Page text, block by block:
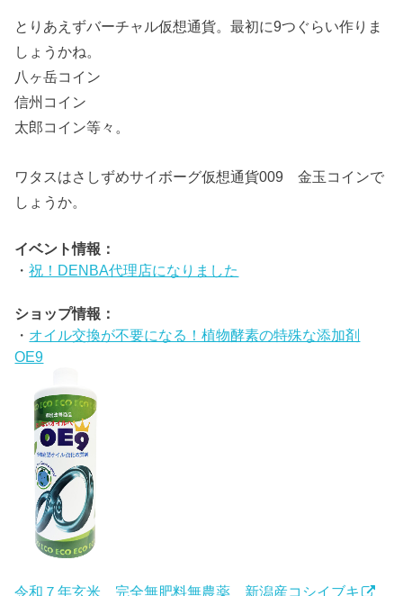
とりあえずバーチャル仮想通貨。最初に9つぐらい作りま
しょうかね。
八ヶ岳コイン
信州コイン
太郎コイン等々。
ワタスはさしずめサイボーグ仮想通貨009 金玉コインで
しょうか。
イベント情報：
・祝！DENBA代理店になりました
ショップ情報：
・ オイル交換が不要になる！植物酵素の特殊な添加剤
OE9
令和７年玄米 完全無肥料無農薬 新潟産コシイブキ